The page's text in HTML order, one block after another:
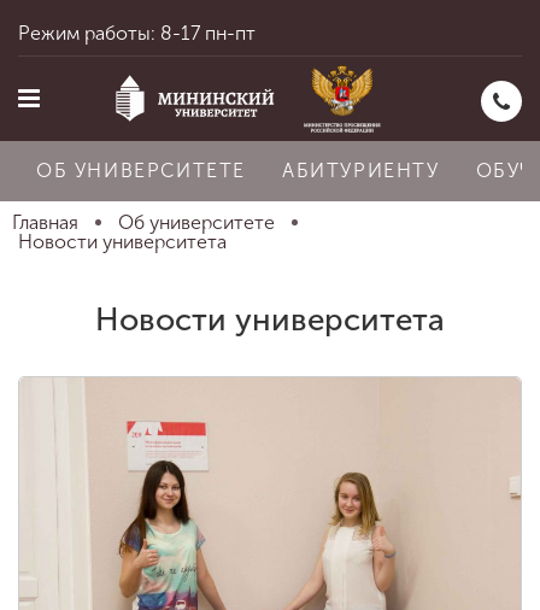
Об университете
Абитуриенту
Обучение
Режим работы: 8-17 пн-пт
ОБ УНИВЕРСИТЕТЕ АБИТУРИЕНТУ
Главная
Об университете
Новости университета
Новости университета